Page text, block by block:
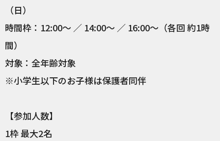
（日）
時間枠：12:00〜 ／ 14:00〜 ／ 16:00〜（各回 約1時
間）
対象：全年齢対象
※小学生以下のお子様は保護者同伴
【参加人数】
1枠 最大2名